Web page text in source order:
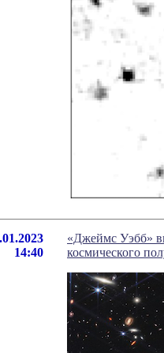
14:40
«Джеймс Уэбб»
космического